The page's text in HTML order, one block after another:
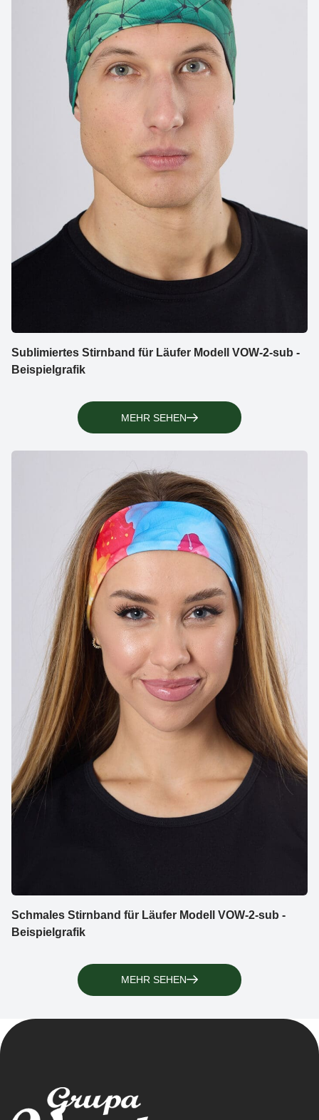
Sublimiertes Stirnband für Läufer Modell VOW-2-sub -
Beispielgrafik
MEHR SEHEN
Schmales Stirnband für Läufer Modell VOW-2-sub -
Beispielgrafik
MEHR SEHEN